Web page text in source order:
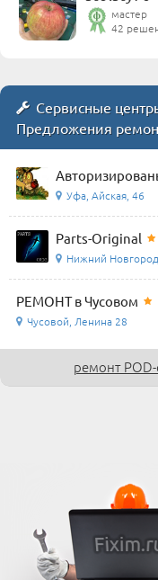
мастер
42
Сервисные
Предложения
Уфа, Айская, 46
Parts-Original
Нижний
РЕМОНТ в Чусовом
Чусовой, Ленина 28
ремонт